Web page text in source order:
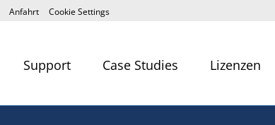
Anfahrt Cookie Settings
Support Case Studies Lizenzen